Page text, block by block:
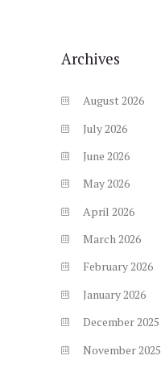
Archives
August2026
July 2026
June 2026
May2026
April 2026
March2026
February2026
January2026
December2025
November 2025